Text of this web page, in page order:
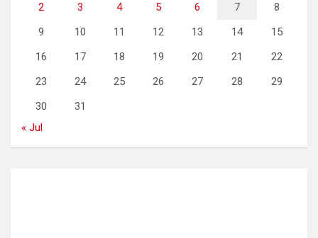
2
3 4 5 6 7
8
9
10 11 12 13 14
15
16
17 18 19 20 21
22
23
24 25 26 27 28
29
30
31
« Jul